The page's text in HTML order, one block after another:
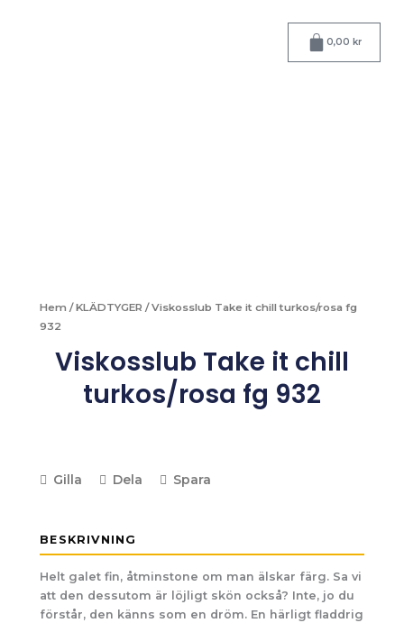
0,00 kr
Varukorg
Hem /KLÄDTYGER / Viskosslub Take it chill turkos/rosa fg
932
Viskosslub Take it chill
turkos/rosa fg 932
Gilla Dela Spara
BESKRIVNING
Helt galet fin, åtminstone om man älskar färg. Sa vi
att den dessutom är löjligt skön också? Inte, jo du
förstår, den känns som en dröm. En härligt fladdrig